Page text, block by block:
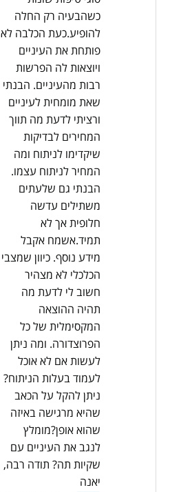
כשהבעיה רק החלה
להופיע.כעת הכלבה לא
פותחת את העיניים
ויוצאות לה הפרשות
רבות מהעיניים. הבנתי
שאת מומחית לעיניים
ורציתי לדעת מה תווך
המחירים לבדיקות
שיקדימו לניתוח ומה
המחיר לניתוח עצמו.
הבנתי גם שלעתים
משתילים עדשה
חלופית אך לא
תמיד.אשמח אקבל
מידע נוסף. כיוון שמצבי
הכלכלי לא מצהיר
חשוב לי לדעת מה
תהיה ההוצאה
המקסימלית של כל
הפרוצדורה. ומה ניתן
לעשות אם לא אוכל
לעמוד בעלות הניתוח?
ניתן להקל על הכאב
שהיא מרגישה באיזה
שהוא אופן?מומלץ
לנגב את העיניים עם
שקיות תה? תודה רבה,
יאנה